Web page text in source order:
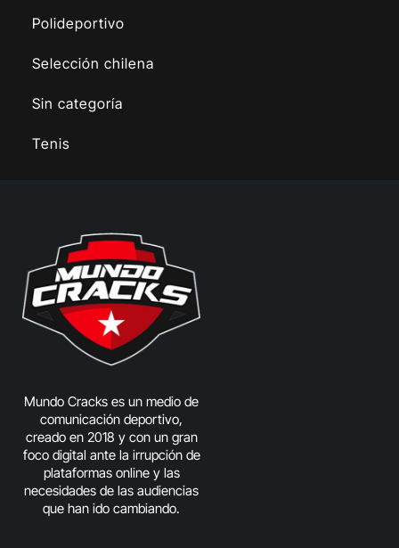
Polideportivo
Selección chilena
Sin categoría
Tenis
Mundo Cracks es un medio de
comunicación deportivo,
creado en 2018 y con un gran
foco digital ante la irrupción de
plataformas online y las
necesidades de las audiencias
que han ido cambiando.